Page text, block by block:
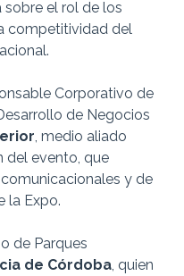
sobre el rol de los
competitividad del
Corporativo de
de Negocios
, medio aliado
del evento, que
y de
la Expo.
de Parques
de Córdoba , quien